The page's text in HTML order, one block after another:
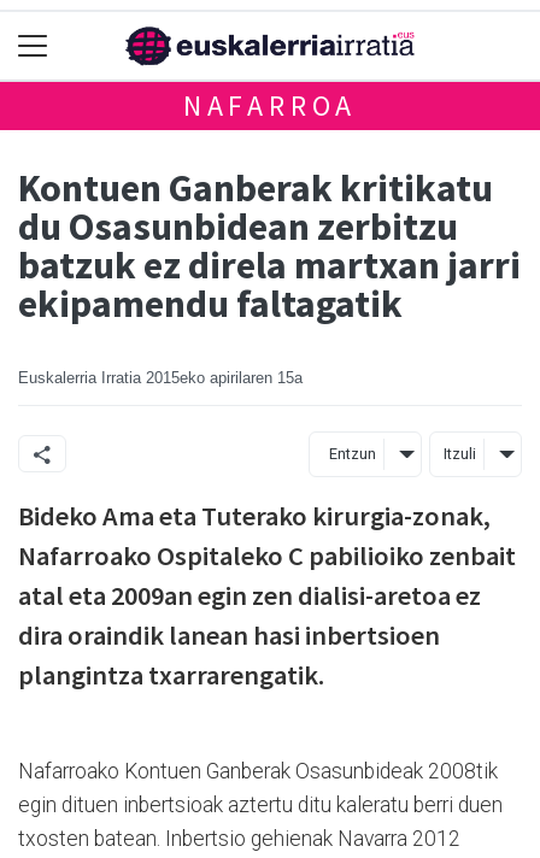
NAFARROA
Kontuen Ganberak kritikatu
du Osasunbidean zerbitzu
batzuk ez direla martxan jarri
ekipamendu faltagatik
Euskalerria Irratia 2015eko apirilaren 15a
Entzun Itzuli
Bideko Ama eta Tuterako kirurgia-zonak,
Nafarroako Ospitaleko C pabilioiko zenbait
atal eta 2009an egin zen dialisi-aretoa ez
dira oraindik lanean hasi inbertsioen
plangintza txarrarengatik.
Nafarroako Kontuen Ganberak Osasunbideak 2008tik
egin dituen inbertsioak aztertu ditu kaleratu berri duen
txosten batean. Inbertsio gehienak Navarra 2012